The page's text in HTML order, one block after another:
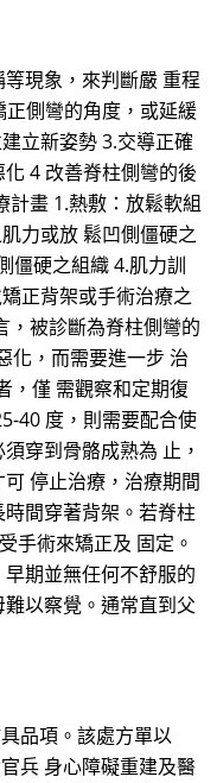
現象，來判斷嚴 重程
側彎的角度，或延緩
立新姿勢 3.交導正確
4 改善脊柱側彎的後
計畫 1.熱敷：放鬆軟組
力或放 鬆凹側僵硬之
僵硬之組織 4.肌力訓
正背架或手術治療之
，被診斷為脊柱側彎的
化，而需要進一步 治
，僅 需觀察和定期復
40 度，則需要配合使
穿到骨骼成熟為 止，
停止治療，治療期間
間穿著背架。若脊柱
手術來矯正及 固定。
期並無任何不舒服的
以察覺。通常直到父
品項。該處方單以
兵 身心障礙重建及醫